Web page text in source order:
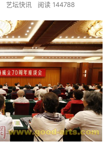
艺坛快讯 阅读 144788